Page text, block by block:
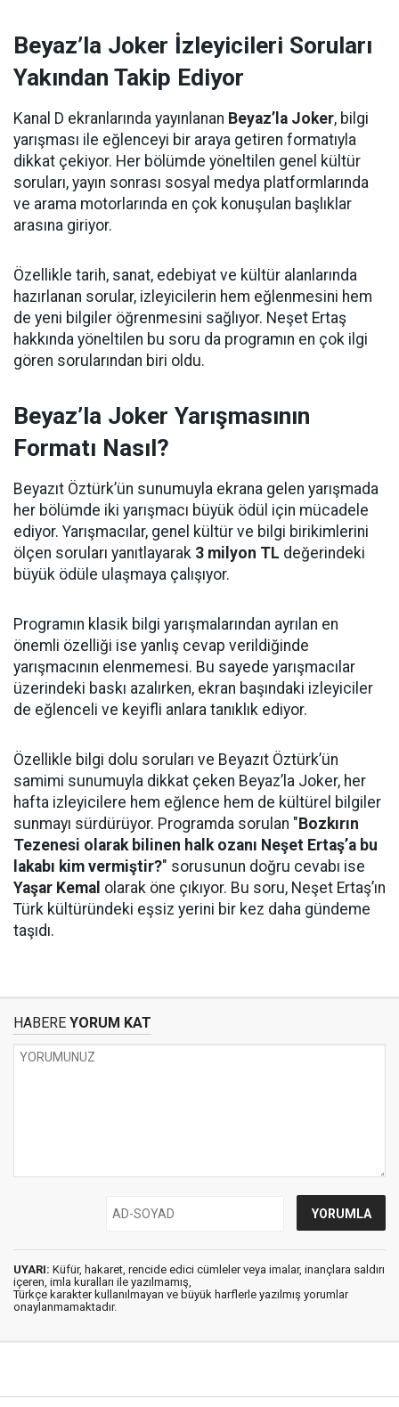
Beyaz’la Joker İzleyicileri Soruları
Yakından Takip Ediyor
Kanal D ekranlarında yayınlanan Beyaz’la Joker, bilgi
yarışması ile eğlenceyi bir araya getiren formatıyla
dikkat çekiyor. Her bölümde yöneltilen genel kültür
soruları, yayın sonrası sosyal medya platformlarında
ve arama motorlarında en çok konuşulan başlıklar
arasına giriyor.
Özellikle tarih, sanat, edebiyat ve kültür alanlarında
hazırlanan sorular, izleyicilerin hem eğlenmesini hem
de yeni bilgiler öğrenmesini sağlıyor. Neşet Ertaş
hakkında yöneltilen bu soru da programın en çok ilgi
gören sorularından biri oldu.
Beyaz’la Joker Yarışmasının
Formatı Nasıl?
Beyazıt Öztürk’ün sunumuyla ekrana gelen yarışmada
her bölümde iki yarışmacı büyük ödül için mücadele
ediyor. Yarışmacılar, genel kültür ve bilgi birikimlerini
ölçen soruları yanıtlayarak 3 milyon TL değerindeki
büyük ödüle ulaşmaya çalışıyor.
Programın klasik bilgi yarışmalarından ayrılan en
önemli özelliği ise yanlış cevap verildiğinde
yarışmacının elenmemesi. Bu sayede yarışmacılar
üzerindeki baskı azalırken, ekran başındaki izleyiciler
de eğlenceli ve keyifli anlara tanıklık ediyor.
Özellikle bilgi dolu soruları ve Beyazıt Öztürk’ün
samimi sunumuyla dikkat çeken Beyaz’la Joker, her
hafta izleyicilere hem eğlence hem de kültürel bilgiler
sunmayı sürdürüyor. Programda sorulan " Bozkırın
Tezenesi olarak bilinen halk ozanı Neşet Ertaş’a bu
lakabı kim vermiştir?" sorusunun doğru cevabı ise
Yaşar Kemal olarak öne çıkıyor. Bu soru, Neşet Ertaş’ın
Türk kültüründeki eşsiz yerini bir kez daha gündeme
taşıdı.
HABERE YORUM KAT
UYARI: Küfür, hakaret, rencide edici cümleler veya imalar, inançlara saldırı
içeren, imla kuralları ile yazılmamış,
Türkçe karakter kullanılmayan ve büyük harflerle yazılmış yorumlar
onaylanmamaktadır.